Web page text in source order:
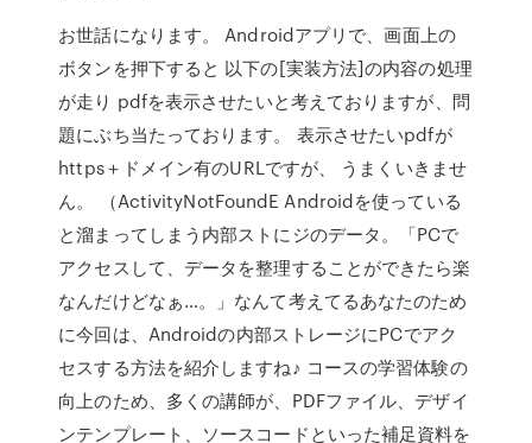
お世話になります。 Androidアプリで、画面上の
ボタンを押下すると 以下の[実装方法]の内容の処理
が走り pdfを表示させたいと考えておりますが、問
題にぶち当たっております。 表示させたいpdfが
https＋ドメイン有のURLですが、 うまくいきませ
ん。 （ActivityNotFoundE Androidを使っている
と溜まってしまう内部ストにジのデータ。「PCで
アクセスして、データを整理することができたら楽
なんだけどなぁ…。」なんて考えてるあなたのため
に今回は、Androidの内部ストレージにPCでアク
セスする方法を紹介しますね♪ コースの学習体験の
向上のため、多くの講師が、PDFファイル、デザイ
ンテンプレート、ソースコードといった補足資料を